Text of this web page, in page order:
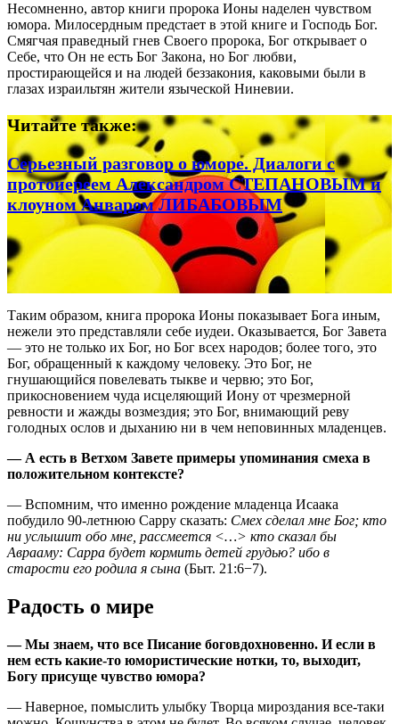
Несомненно, автор книги пророка Ионы наделен чувством
юмора. Милосердным предстает в этой книге и Господь Бог.
Смягчая праведный гнев Своего пророка, Бог открывает о
Себе, что Он не есть Бог Закона, но Бог любви,
простирающейся и на людей беззакония, каковыми были в
глазах израильтян жители языческой Ниневии.
Читайте также:
Серьезный разговор о юморе. Диалоги с
протоиереем Александром СТЕПАНОВЫМ и
клоуном Анваром ЛИБАБОВЫМ
Таким образом, книга пророка Ионы показывает Бога иным,
нежели это представляли себе иудеи. Оказывается, Бог Завета
— это не только их Бог, но Бог всех народов; более того, это
Бог, обращенный к каждому человеку. Это Бог, не
гнушающийся повелевать тыкве и червю; это Бог,
прикосновением чуда исцеляющий Иону от чрезмерной
ревности и жажды возмездия; это Бог, внимающий реву
голодных ослов и дыханию ни в чем неповинных младенцев.
— А есть в Ветхом Завете примеры упоминания смеха в
положительном контексте?
— Вспомним, что именно рождение младенца Исаака
побудило 90-летнюю Сарру сказать: Смех сделал мне Бог; кто
ни услышит обо мне, рассмеется <…> кто сказал бы
Аврааму: Сарра будет кормить детей грудью? ибо в
старости его родила я сына (Быт. 21:6−7).
Радость о мире
— Мы знаем, что все Писание боговдохновенно. И если в
нем есть какие-то юмористические нотки, то, выходит,
Богу присуще чувство юмора?
— Наверное, помыслить улыбку Творца мироздания все-таки